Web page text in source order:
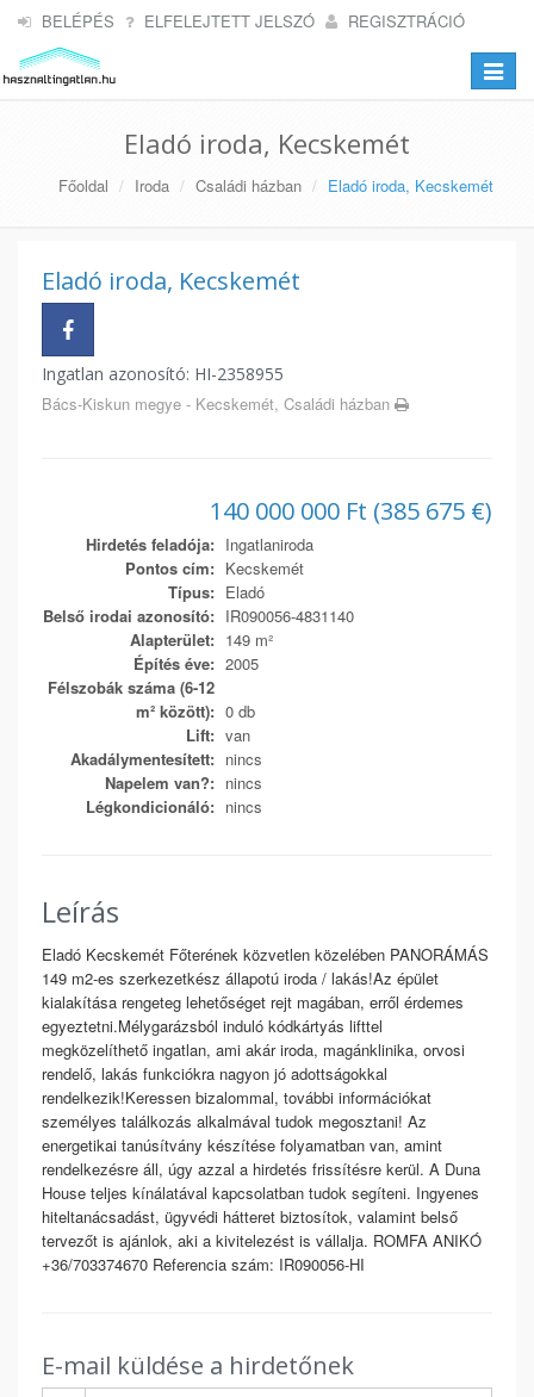
BELÉPÉS ELFELEJTETT JELSZÓ REGISZTRÁCIÓ
Toggle
Eladó iroda, Kecskemét
Főoldal Iroda Családi házban Eladó iroda, Kecskemét
Eladó iroda, Kecskemét
Ingatlan azonosító: HI-2358955
Bács-Kiskun megye - Kecskemét, Családi házban
140 000 000 Ft (385 675 €)
Hirdetés feladója: Ingatlaniroda
Pontos cím: Kecskemét
Típus: Eladó
Belső irodai azonosító: IR090056-4831140
Alapterület: 149 m²
Építés éve: 2005
Félszobák száma (6-12
m² között): 0 db
Lift: van
Akadálymentesített: nincs
Napelem van?: nincs
Légkondicionáló: nincs
Leírás
Eladó Kecskemét Főterének közvetlen közelében PANORÁMÁS
149 m2-es szerkezetkész állapotú iroda / lakás!Az épület
kialakítása rengeteg lehetőséget rejt magában, erről érdemes
egyeztetni.Mélygarázsból induló kódkártyás lifttel
megközelíthető ingatlan, ami akár iroda, magánklinika, orvosi
rendelő, lakás funkciókra nagyon jó adottságokkal
rendelkezik!Keressen bizalommal, további információkat
személyes találkozás alkalmával tudok megosztani! Az
energetikai tanúsítvány készítése folyamatban van, amint
rendelkezésre áll, úgy azzal a hirdetés frissítésre kerül. A Duna
House teljes kínálatával kapcsolatban tudok segíteni. Ingyenes
hiteltanácsadást, ügyvédi hátteret biztosítok, valamint belső
tervezőt is ajánlok, aki a kivitelezést is vállalja. ROMFA ANIKÓ
+36/703374670 Referencia szám: IR090056-HI
E-mail küldése a hirdetőnek